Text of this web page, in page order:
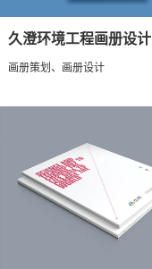
久澄环境工程画册设计
画册策划、画册设计